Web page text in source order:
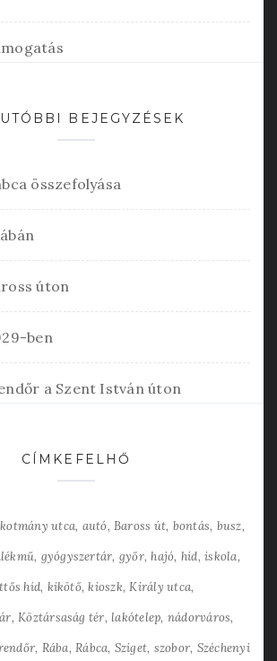
BEJEGYZÉSEK
összefolyása
úton
ben
a Szent István úton
CÍMKEFELHŐ
utca autó Baross út bontás busz
gyógyszertár győr hajó híd iskola
híd kikötő kioszk Király utca
Köztársaság tér lakótelep nádorváros
Rába Rábca Sziget szobor Széchenyi